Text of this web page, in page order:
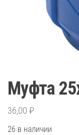
Муфта
36,00 ₽
26 в наличии